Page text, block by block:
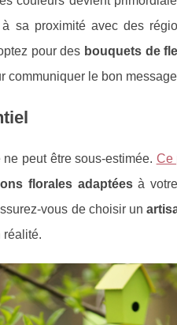
sa proximité avec des
pour des bouquets de
le bon
ne peut être sous-estimée. Ce
florales adaptéesà
vous de choisir un
réalité.